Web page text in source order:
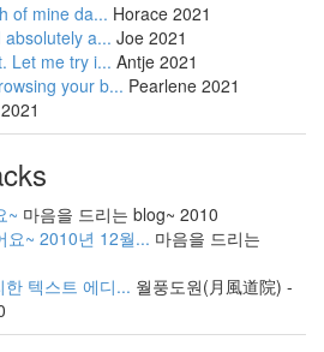
of mine da... Horace 2021
a... Joe 2021
Let me try i... Antje 2021
your b... Pearlene 2021
2021
~ 마음을 드리는 blog~ 2010
요~ 2010년 12월... 마음을 드리는
텍스트 에디... 월풍도원(月風道院) -